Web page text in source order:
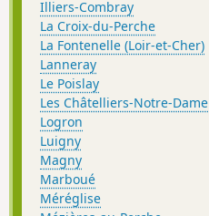
Illiers-Combray
La Croix-du-Perche
La Fontenelle (Loir-et-Cher)
Lanneray
Le Poislay
Les Châtelliers-Notre-Dame
Logron
Luigny
Magny
Marboué
Méréglise